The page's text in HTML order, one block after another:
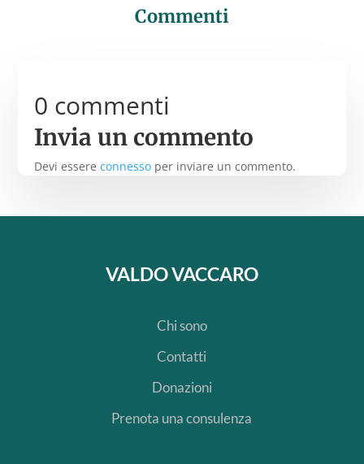
Commenti
0 commenti
Invia un commento
Devi essereconnesso per inviare un commento.
VALDO VACCARO
Chi sono
Contatti
Donazioni
Prenota una consulenza